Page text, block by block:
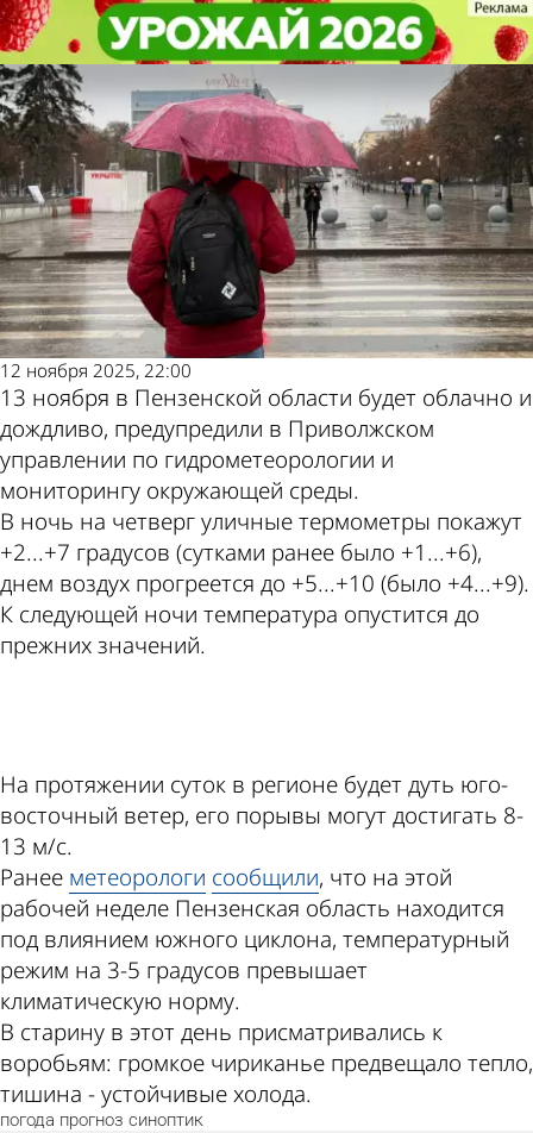
13 ноября в Пензенской области
станет чуть теплее
Общество
12 ноября 2025, 22:00
13 ноября в Пензенской области будет облачно и
дождливо, предупредили в Приволжском
управлении по гидрометеорологии и
мониторингу окружающей среды.
В ночь на четверг уличные термометры покажут
+2...+7 градусов (сутками ранее было +1...+6),
днем воздух прогреется до +5...+10 (было +4...+9).
К следующей ночи температура опустится до
прежних значений.
На протяжении суток в регионе будет дуть юго-
восточный ветер, его порывы могут достигать 8-
13 м/с.
Ранее метеорологи сообщили, что на этой
рабочей неделе Пензенская область находится
под влиянием южного циклона, температурный
режим на 3-5 градусов превышает
климатическую норму.
В старину в этот день присматривались к
воробьям: громкое чириканье предвещало тепло,
тишина - устойчивые холода.
погода прогноз синоптик
13 ноября в Пензенской области
станет чуть теплее
Общество
Другие новости по
теме
Погода и курсы
валют в Пензе